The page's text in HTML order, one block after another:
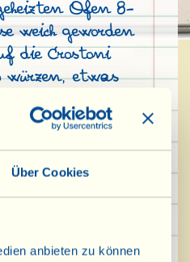
Über Cookies
anbieten zu können
Ofen 8-
weich geworden
die Crostoni
etwas